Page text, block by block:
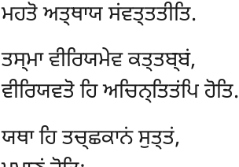
ਮਹਤੋ ਅਤ੍ਥਾਯ ਸਂਵਤ੍ਤਤੀਤਿ.
ਤਸ੍ਮਾਵੀਰਿਯਮੇਵ ਕਤ੍ਤਬ੍ਬਂ,
ਵੀਰਿਯਵਤੋ ਹਿ ਅਚਿਨ੍ਤਿਤਂਪਿ ਹੋਤਿ.
ਯਥਾਹਿ ਤਚ੍ਛਕਾਨਂ ਸੁਤ੍ਤਂ,